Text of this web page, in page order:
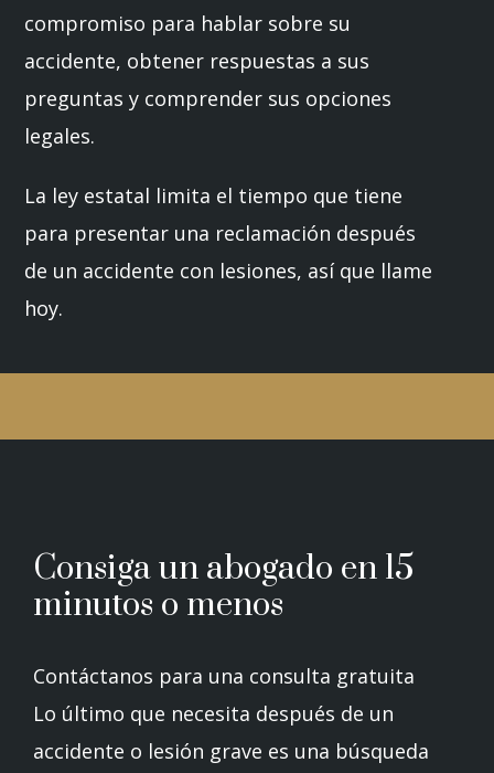
compromiso para hablar sobre su
accidente, obtener respuestas a sus
preguntas y comprender sus opciones
legales.
La ley estatal limita el tiempo que tiene
para presentar una reclamación después
de un accidente con lesiones, así que llame
hoy.
Consiga un abogado en 15
minutos o menos
Contáctanos para una consulta gratuita
Lo último que necesita después de un
accidente o lesión grave es una búsqueda